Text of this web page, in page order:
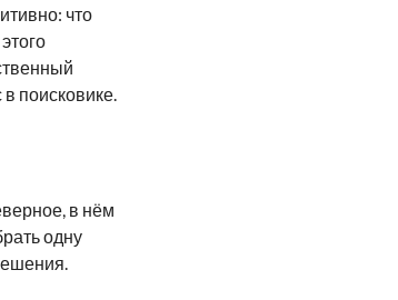
что
поисковике.
в нём
одну